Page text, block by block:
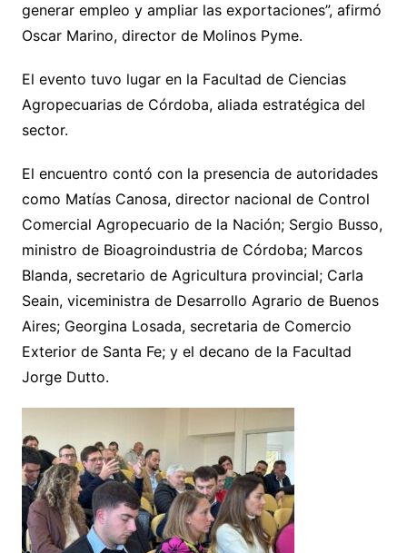
generar empleo y ampliar las exportaciones”, afirmó
Oscar Marino, director de Molinos Pyme.
El evento tuvo lugar en la Facultad de Ciencias
Agropecuarias de Córdoba, aliada estratégica del
sector.
El encuentro contó con la presencia de autoridades
como Matías Canosa, director nacional de Control
Comercial Agropecuario de la Nación; Sergio Busso,
ministro de Bioagroindustria de Córdoba; Marcos
Blanda, secretario de Agricultura provincial; Carla
Seain, viceministra de Desarrollo Agrario de Buenos
Aires; Georgina Losada, secretaria de Comercio
Exterior de Santa Fe; y el decano de la Facultad
Jorge Dutto.